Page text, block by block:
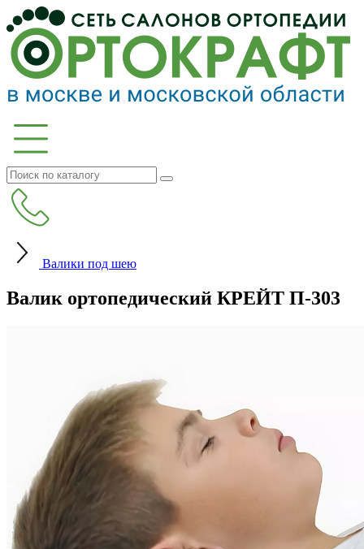
Валики под шею
Валик ортопедический КРЕЙТ П-303